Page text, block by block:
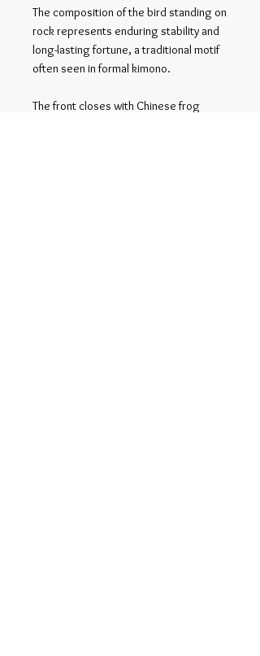
The composition of the bird standing on
rock represents enduring stability and
long-lasting fortune, a traditional motif
often seen in formal kimono.
The front closes with Chinese frog